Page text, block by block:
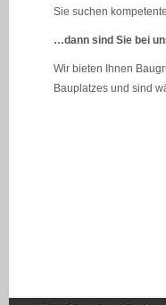
Sie suchen
…dann sind Sie bei
Wir bieten Ihnen
Bauplatzes und sind